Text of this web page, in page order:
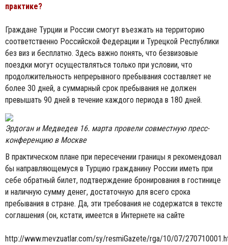
практике?
Граждане Турции и России смогут въезжать на территорию
соответственно Российской Федерации и Турецкой Республики
без виз и бесплатно. Здесь важно понять, что безвизовые
поездки могут осуществляться только при условии, что
продолжительность непрерывного пребывания составляет не
более 30 дней, а суммарный срок пребывания не должен
превышать 90 дней в течение каждого периода в 180 дней.
Эрдоган и Медведев 16. марта провели совместную пресс-
конференцию в Mоскве
В практическом плане при пересечении границы я рекомендовал
бы направляющемуся в Турцию гражданину России иметь при
себе обратный билет, подтверждение бронирования в гостинице
и наличную сумму денег, достаточную для всего срока
пребывания в стране. Да, эти требования не содержатся в тексте
соглашения (он, кстати, имеется в Интернете на сайте
http://www.mevzuatlar.com/sy/resmiGazete/rga/10/07/